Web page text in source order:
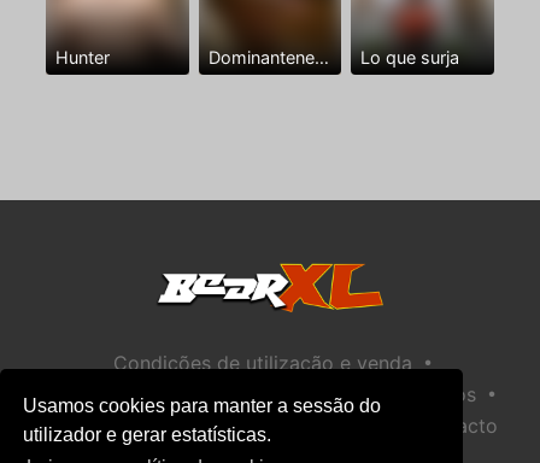
Usamos cookies para manter a sessão do
utilizador e gerar estatísticas.
Hunter Dominantenegro ya Lo que surja
Condições de utilização e venda •
Política de privacidade Política de Biscoitos •
Política de Segurança Infantil Ajuda / Contacto